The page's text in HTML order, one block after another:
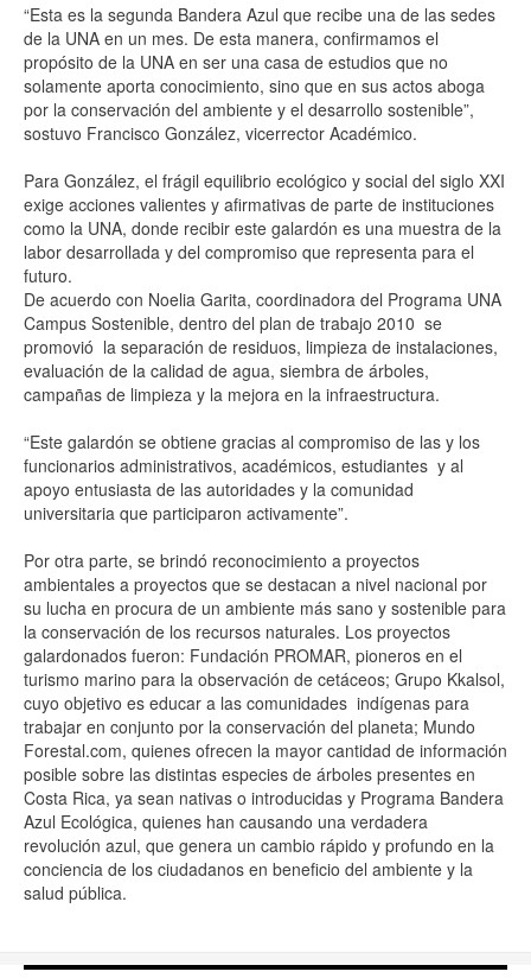
“Esta es la segunda Bandera Azul que recibe una de las sedes
de la UNA en un mes. De esta manera, confirmamos el
propósito de la UNA en ser una casa de estudios que no
solamente aporta conocimiento, sino que en sus actos aboga
por la conservación del ambiente y el desarrollo sostenible”,
sostuvo Francisco González, vicerrector Académico.
Para González, el frágil equilibrio ecológico y social del siglo XXI
exige acciones valientes y afirmativas de parte de instituciones
como la UNA, donde recibir este galardón es una muestra de la
labor desarrollada y del compromiso que representa para el
futuro.
De acuerdo con Noelia Garita, coordinadora del Programa UNA
Campus Sostenible, dentro del plan de trabajo 2010 se
promovió la separación de residuos, limpieza de instalaciones,
evaluación de la calidad de agua, siembra de árboles,
campañas de limpieza y la mejora en la infraestructura.
“Este galardón se obtiene gracias al compromiso de las y los
funcionarios administrativos, académicos, estudiantes y al
apoyo entusiasta de las autoridades y la comunidad
universitaria que participaron activamente”.
Por otra parte, se brindó reconocimiento a proyectos
ambientales a proyectos que se destacan a nivel nacional por
su lucha en procura de un ambiente más sano y sostenible para
la conservación de los recursos naturales. Los proyectos
galardonados fueron: Fundación PROMAR, pioneros en el
turismo marino para la observación de cetáceos; Grupo Kkalsol,
cuyo objetivo es educar a las comunidades indígenas para
trabajar en conjunto por la conservación del planeta; Mundo
Forestal.com, quienes ofrecen la mayor cantidad de información
posible sobre las distintas especies de árboles presentes en
Costa Rica, ya sean nativas o introducidas y Programa Bandera
Azul Ecológica, quienes han causando una verdadera
revolución azul, que genera un cambio rápido y profundo en la
conciencia de los ciudadanos en beneficio del ambiente y la
salud pública.